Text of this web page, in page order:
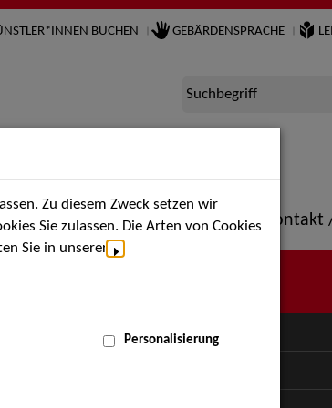
BUCHEN GEBÄRDENSPRACHE
Suchbegriff
Termine Portfolio
MENÜ
Zu diesem Zweck setzen wir
Sie zulassen. Die Arten von Cookies
Sie in unserer
Personalisierung